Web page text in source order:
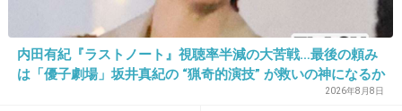
田舎の人の買い出しかな、キモい
1件の返信
+4 -42
内田有紀『ラストノート』視聴率半減の大苦戦…最後の頼み
は「優子劇場」坂井真紀の “猟奇的演技” が救いの神になるか
2026年8月8日